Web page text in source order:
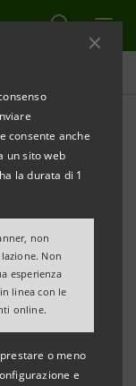
consente anche
un sito web
la durata di 1
non
Non
esperienza
linea con le
online.
o meno
e
filiera